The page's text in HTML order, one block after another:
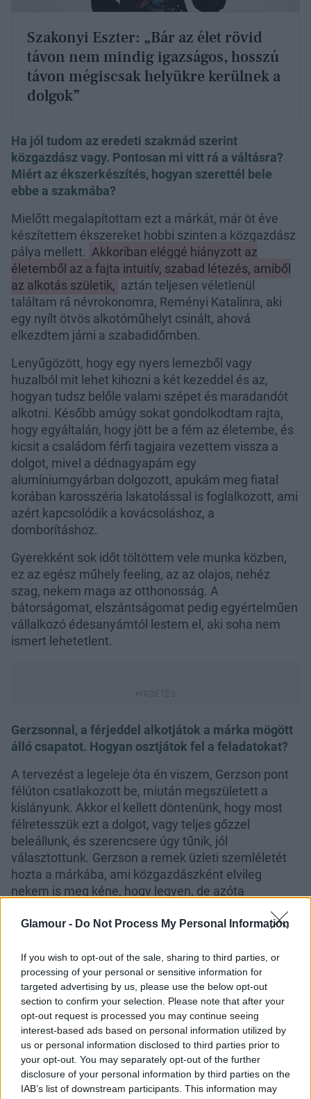
Glamour - Do Not Process My Personal Information
If you wish to opt-out of the sale, sharing to third parties, or
processing of your personal or sensitive information for
targeted advertising by us, please use the below opt-out
section to confirm your selection. Please note that after your
opt-out request is processed you may continue seeing
interest-based ads based on personal information utilized by
us or personal information disclosed to third parties prior to
your opt-out. You may separately opt-out of the further
disclosure of your personal information by third parties on the
IAB’s list of downstream participants. This information may
Szakonyi Eszter: „Bár az élet rövid
távon nem mindig igazságos, hosszú
távon mégiscsak helyükre kerülnek a
dolgok”
Ha jól tudom az eredeti szakmád szerint
közgazdász vagy. Pontosan mi vitt rá a váltásra?
Miért az ékszerkészítés, hogyan szerettél bele
ebbe a szakmába?
Mielőtt megalapítottam ezt a márkát, már öt éve
készítettem ékszereket hobbi szinten a közgazdász
pálya mellett. Akkoriban eléggé hiányzott az
életemből az a fajta intuitív, szabad létezés, amiből
az alkotás születik, aztán teljesen véletlenül
találtam rá névrokonomra, Reményi Katalinra, aki
egy nyílt ötvös alkotóműhelyt csinált, ahová
elkezdtem járni a szabadidőmben.
Lenyűgözött, hogy egy nyers lemezből vagy
huzalból mit lehet kihozni a két kezeddel és az,
hogyan tudsz belőle valami szépet és maradandót
alkotni. Később amúgy sokat gondolkodtam rajta,
hogy egyáltalán, hogy jött be a fém az életembe, és
kicsit a családom férfi tagjaira vezettem vissza a
dolgot, mivel a dédnagyapám egy
alumíniumgyárban dolgozott, apukám meg fiatal
korában karosszéria lakatolással is foglalkozott, ami
azért kapcsolódik a kovácsoláshoz, a
domborításhoz.
Gyerekként sok időt töltöttem vele munka közben,
ez az egész műhely feeling, az az olajos, nehéz
szag, nekem maga az otthonosság. A
bátorságomat, elszántságomat pedig egyértelműen
vállalkozó édesanyámtól lestem el, aki soha nem
ismert lehetetlent.
Gerzsonnal, a férjeddel alkotjátok a márka mögött
álló csapatot. Hogyan osztjátok fel a feladatokat?
A tervezést a legeleje óta én viszem, Gerzson pont
félúton csatlakozott be, miután megszületett a
kislányunk. Akkor el kellett döntenünk, hogy most
félretesszük ezt a dolgot, vagy teljes gőzzel
beleállunk, és szerencsere úgy tűnik, jól
választottunk. Gerzson a remek üzleti szemléletét
hozta a márkába, ami közgazdászként elvileg
nekem is meg kéne, hogy legyen, de azóta
feladataim, szóval tökéletesen kiegészítjük
Rajtunk kívül még kilencen dolgoznak a csapatban
különböző területeken. Sok időbe telt, mire
eljutottunk idáig, de fantasztikus érzés, hogy egy
olyan csodás emberekből álló hátországunk van,
akikre mindenben számíthatunk és akikkel együtt
fejlődünk, növekszünk és építjük az álmot.